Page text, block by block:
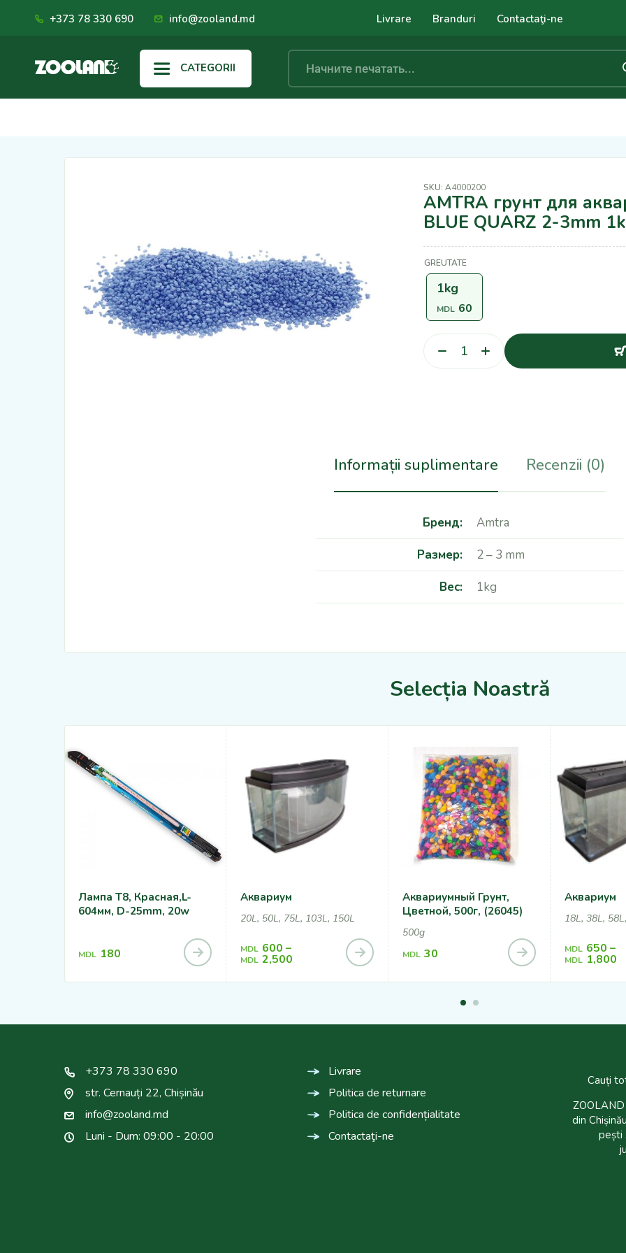
+373 78 330 690 info@zooland.md Livrare Branduri Contactaţi-ne
CATEGORII
SKU:A4000200
AMTRA грунт для
BLUE QUARZ 2-3mm
GREUTATE
1kg
MDL 60
Informații suplimentare Recenzii (0)
Бренд
Amtra
Размер
2 – 3 mm
Вес
1kg
Selecția Noastră
Лампа T8, Красная,L-
604мм, D-25mm, 20w
MDL 180
Аквариум
20L, 50L, 75L, 103L, 150L
MDL 600 –
MDL 2,500
Аквариумный Грунт,
Цветной, 500г, (26045)
500g
MDL 30
Аквариум
18L, 38L,
MDL 650 –
MDL 1,800
+373 78 330 690
str. Cernauți 22, Chișinău
info@zooland.md
Luni - Dum: 09:00 - 20:00
Livrare
Politica de returnare
Politica de confidențialitate
Contactaţi-ne
Cauți
din
pești